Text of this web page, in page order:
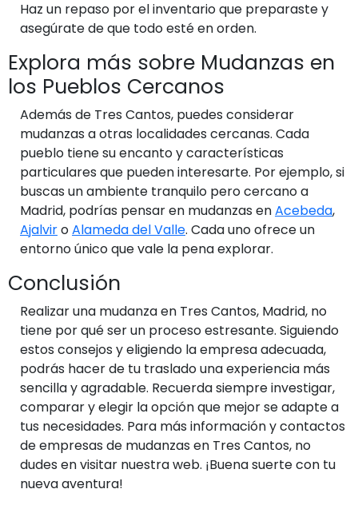
Haz un repaso por el inventario que preparaste y
asegúrate de que todo esté en orden.
Explora más sobre Mudanzas en
los Pueblos Cercanos
Además de Tres Cantos, puedes considerar
mudanzas a otras localidades cercanas. Cada
pueblo tiene su encanto y características
particulares que pueden interesarte. Por ejemplo, si
buscas un ambiente tranquilo pero cercano a
Madrid, podrías pensar en mudanzas enAcebeda,
AjalviroAlameda del Valle. Cada uno ofrece un
entorno único que vale la pena explorar.
Conclusión
Realizar una mudanza en Tres Cantos, Madrid, no
tiene por qué ser un proceso estresante. Siguiendo
estos consejos y eligiendo la empresa adecuada,
podrás hacer de tu traslado una experiencia más
sencilla y agradable. Recuerda siempre investigar,
comparar y elegir la opción que mejor se adapte a
tus necesidades. Para más información y contactos
de empresas de mudanzas en Tres Cantos, no
dudes en visitar nuestra web. ¡Buena suerte con tu
nueva aventura!